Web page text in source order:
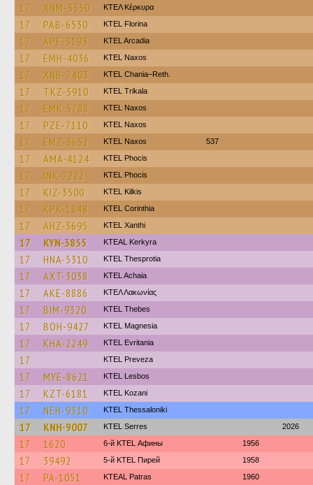
17 XNM-3550 ΚΤΕΛ Κέρκυρα
17 PAB-6530 KTEL Florina
17 APE-3193 KTEL Arcadia
17 EMH-4036 KTEL Naxos
17 XNB-7403 KTEL Chania–Reth.
17 TKZ-5910 ΚΤΕL Τrikala
17 EMK-5788 KTEL Naxos
17 PZE-7110 KTEL Naxos
17 EMZ-3652 KTEL Naxos 537
17 AMA-4124 ΚΤΕL Phocis
17 INK-7222 ΚΤΕL Phocis
17 KIZ-3500 KTEL Kilkis
17 KPK-1848 KTEL Corinthia
17 AHZ-3695 KTEL Xanthi
17 KYN-3855 KTEAL Kerkyra
17 HNA-5310 KTEL Thesprotia
17 AXT-3038 KTEL Achaia
17 AKE-8886 ΚΤΕΛ Λακωνίας
17 BIM-9320 KTEL Thebes
17 BOH-9427 ΚΤΕL Magnesia
17 KHA-2249 ΚΤΕL Evritania
17 KTEL Preveza
17 MYE-8621 KTEL Lesbos
17 KZT-6181 ΚΤΕL Kozani
17 NEH-9310 KTEL Thessaloniki
17 KNH-9007 KTEL Serres 2026
17 1620 6-й KTEL Афины 1956
17 39492 5-й KTEL Пирей 1958
17 PA-1051 KTEAL Patras 1960